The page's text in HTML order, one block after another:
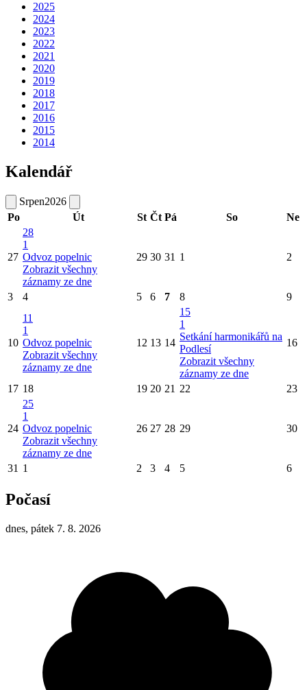
2025
2024
2023
2022
2021
2020
2019
2018
2017
2016
2015
2014
Kalendář
Srpen2026
Po
Út St Čt Pá So Ne
27
28
1
Odvoz popelnic
Zobrazit všechny
záznamy ze dne
29 30 31 1 2
3 4 5 6 7 8 9
10
11
1
Odvoz popelnic
Zobrazit všechny
záznamy ze dne
12 13 14
15
1
Setkání harmonikářů na
Podlesí
Zobrazit všechny
záznamy ze dne
16
17 18 19 20 21 22 23
24
25
1
Odvoz popelnic
Zobrazit všechny
záznamy ze dne
26 27 28 29 30
31 1 2 3 4 5 6
Počasí
dnes, pátek 7. 8. 2026